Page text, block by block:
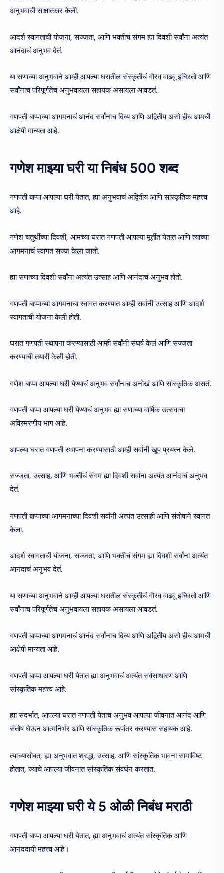
अनुभवाची साक्षात्कार केली.
आदर्श स्वागताची योजना, सज्जता, आणि भक्तीचं संगम ह्या दिवशी सर्वांना अत्यंत
आनंदाचं अनुभव देतं.
या सणाच्या अनुभवाने आम्ही आपल्या घरातील संस्कृतीचं गौरव वाढवू इच्छितो आणि
सर्वांनाच परिपूर्णतेचं अनुभवायला सहायक असायला आवडतं.
गणपती बाप्पाच्या आगमनाचं आनंद सर्वांनाच दिव्य आणि अद्वितीय असो हीच आमची
आक्षेपी मान्यता आहे.
गणेश माझ्या घरी या निबंध 500 शब्द
गणपती बाप्पा आपल्या घरी येतात, ह्या अनुभवाचं अद्वितीय आणि सांस्कृतिक महत्त्व
आहे.
गणेश चतुर्थीच्या दिवशी, आमच्या घरात गणपती आपल्या मूर्तीत येतात आणि त्याच्या
आगमनाचं स्वागत सज्ज केला जातो.
ह्या सणाच्या दिवशी सर्वांना अत्यंत उत्साह आणि आनंदाचं अनुभव होतो.
गणपती बाप्पाच्या आगमनाचा स्वागत करण्यात आम्ही सर्वांनी उत्साह आणि आदर्श
स्वागताची योजना केली होती.
घरात गणपती स्थापना करण्यासाठी आम्ही सर्वांनी संघर्ष केलं आणि सज्जता
करण्याची तयारी केली होती.
गणेश बाप्पा आपल्या घरी येण्याचं अनुभव सर्वांनाच अनोखं आणि सांस्कृतिक असतं.
गणपती बाप्पा आपल्या घरी येण्याचं अनुभव ह्या सणाच्या वार्षिक उत्सवाचा
अविस्मरणीय भाग आहे.
आपल्या घरात गणपती स्थापना करण्यासाठी आम्ही सर्वांनी खूप प्रयत्न केले.
सज्जता, उत्साह, आणि भक्तीचं संगम ह्या दिवशी सर्वांना अत्यंत आनंदाचं अनुभव
देतं.
गणपती बाप्पाच्या आगमनाच्या दिवशी सर्वांनी अत्यंत उत्साही आणि संतोषाने स्वागत
केला.
आदर्श स्वागताची योजना, सज्जता, आणि भक्तीचं संगम ह्या दिवशी सर्वांना अत्यंत
आनंदाचं अनुभव देतं.
या सणाच्या अनुभवाने आम्ही आपल्या घरातील संस्कृतीचं गौरव वाढवू इच्छितो आणि
सर्वांनाच परिपूर्णतेचं अनुभवायला सहायक असायला आवडतं.
गणपती बाप्पाच्या आगमनाचं आनंद सर्वांनाच दिव्य आणि अद्वितीय असो हीच आमची
आक्षेपी मान्यता आहे.
गणपती बाप्पा आपल्या घरी येतात ह्या अनुभवाचं अत्यंत सर्वसाधारण आणि
सांस्कृतिक महत्त्व आहे.
ह्या संदर्भात, आपल्या घरात गणपती येताचं अनुभव आपल्या जीवनात आनंद आणि
संतोष घेऊन आत्मनिर्भर आणि सांस्कृतिक रूपांतर करण्यास सहायक आहे.
त्याच्यासोबत, ह्या अनुभवात श्रद्धा, उत्साह, आणि सांस्कृतिक भावना सामाविष्ट
होतात, ज्याचे आपल्या जीवनात सांस्कृतिक संवर्धन करतात.
गणेश माझ्या घरी ये 5 ओळी निबंध मराठी
गणपती बाप्पा आपल्या घरी येतात, ह्या अनुभवाचं अत्यंत सांस्कृतिक आणि
आनंददायी महत्त्व आहे।